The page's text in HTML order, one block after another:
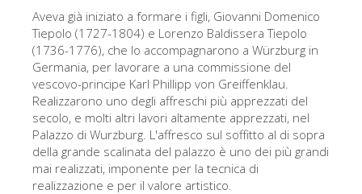
Santa Croce
Prenota ora
Prenota una visita guidata
Solo biglietti ad Ingresso rapido
Aveva già iniziato a formare i figli, Giovanni Domenico
Tiepolo (1727-1804) e Lorenzo Baldissera Tiepolo
(1736-1776), che lo accompagnarono a Würzburg in
Germania, per lavorare a una commissione del
vescovo-principe Karl Phillipp von Greiffenklau.
Realizzarono uno degli affreschi più apprezzati del
secolo, e molti altri lavori altamente apprezzati, nel
Palazzo di Wurzburg. L'affresco sul soffitto al di sopra
della grande scalinata del palazzo è uno dei più grandi
mai realizzati, imponente per la tecnica di
realizzazione e per il valore artistico.